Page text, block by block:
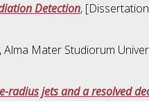
Detection,
Mater Studiorum
jets and a resolved